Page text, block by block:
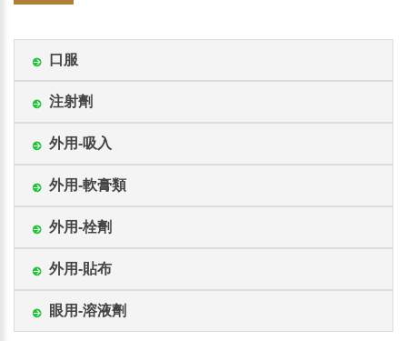
口服
注射劑
外用-吸入
外用-軟膏類
外用-栓劑
外用-貼布
眼用-溶液劑